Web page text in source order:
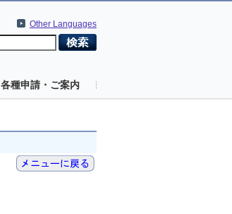
Other Languages
各種申請・ご案内